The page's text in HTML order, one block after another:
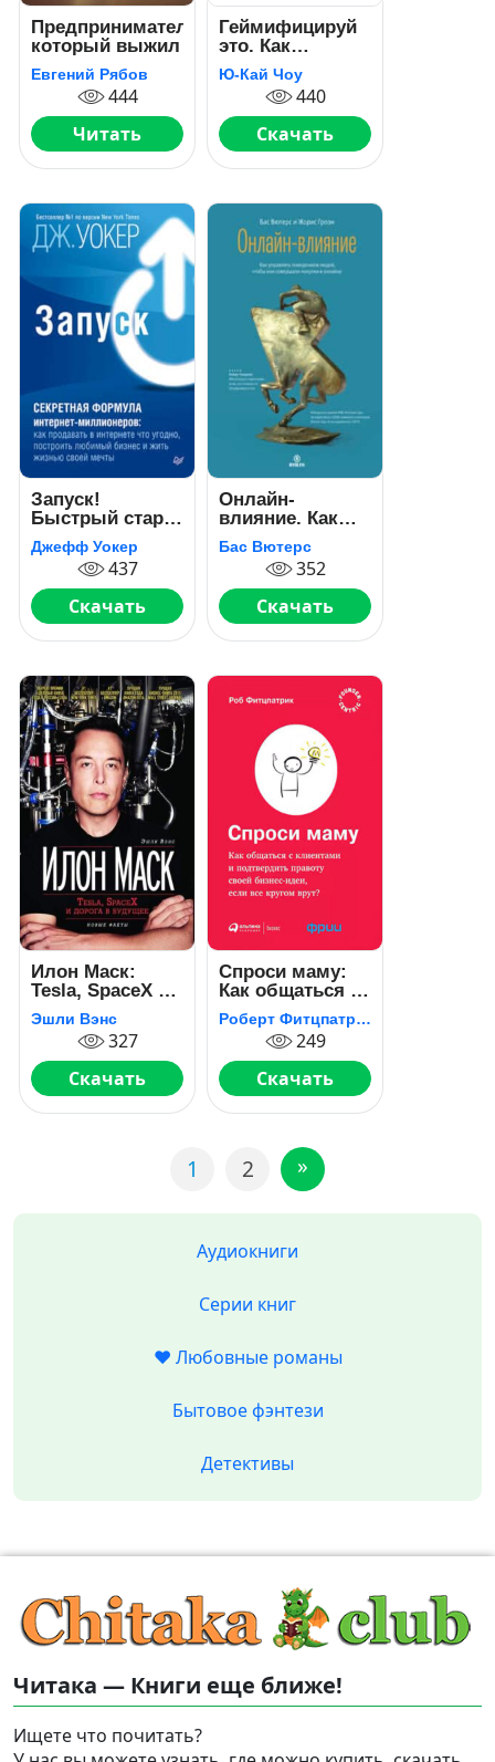
Предприниматель,
который выжил
Евгений Рябов
444
Читать
Геймифицируй
это. Как
стимулировать
клиентов к
покупке, а
сотрудников – к
работе
Ю-Кай Чоу
440
Скачать
Запуск!
Быстрый старт
для вашего
бизнеса
Джефф Уокер
437
Скачать
Онлайн-
влияние. Как
управлять
поведением
людей, чтобы
они совершали
покупки в
онлайне
Бас Вютерс
352
Скачать
Илон Маск:
Tesla, SpaceX и
дорога в
будущее
Эшли Вэнс
327
Скачать
Спроси маму:
Как общаться с
клиентами и
подтвердить
правоту своей
бизнес-идеи,
если все кругом
врут?
Роберт Фитцпатрик
249
Скачать
1 2 »
Аудиокниги
Серии книг
❤️ Любовные романы
Бытовое фэнтези
Детективы
Читака — Книги еще ближе!
Ищете что почитать?